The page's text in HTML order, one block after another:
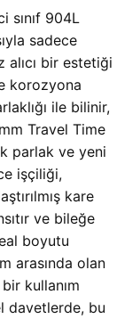
sınıf 904L
sadece
alıcı bir estetiği
korozyona
ile bilinir,
Travel Time
parlak ve yeni
işçiliği,
kare
ve bileğe
boyutu
arasında olan
kullanım
davetlerde, bu